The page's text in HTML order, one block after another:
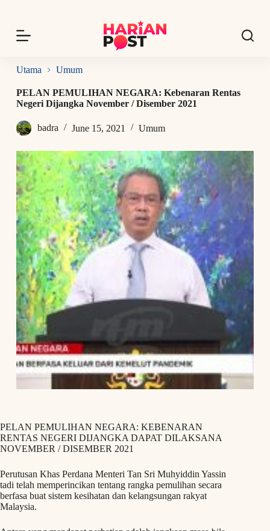
p
o
o
n
n
Utama Umum
PELAN PEMULIHAN NEGARA: Kebenaran Rentas
Negeri Dijangka November / Disember 2021
badra June 15, 2021 Umum
PELAN PEMULIHAN NEGARA: KEBENARAN
RENTAS NEGERI DIJANGKA DAPAT DILAKSANA
NOVEMBER / DISEMBER 2021
Perutusan Khas Perdana Menteri Tan Sri Muhyiddin Yassin
tadi telah memperincikan tentang rangka pemulihan secara
berfasa buat sistem kesihatan dan kelangsungan rakyat
Malaysia.